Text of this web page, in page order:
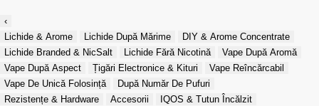
‹
Lichide & Arome
Lichide După Mărime
DIY & Arome Concentrate
Lichide Branded & NicSalt
Lichide Fără Nicotină
Vape După Aromă
Vape După Aspect
Țigări Electronice & Kituri
Vape Reîncărcabil
Vape De Unică Folosință
După Număr De Pufuri
Rezistențe & Hardware
Accesorii
IQOS & Tutun Încălzit